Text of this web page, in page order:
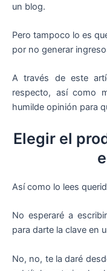
un blog.
Pero tampoco lo es
por no generar
A través de este
respecto, así como
humilde opinión para
Elegir el
Así como lo lees
No esperaré a
para darte la clave en
No, no, te la daré